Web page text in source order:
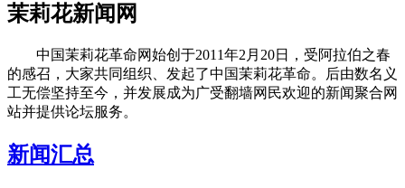
茉莉花新闻网
中国茉莉花革命网始创于2011年2月20日，受阿拉伯之春
的感召，大家共同组织、发起了中国茉莉花革命。后由数名义
工无偿坚持至今，并发展成为广受翻墙网民欢迎的新闻聚合网
站并提供论坛服务。
新闻汇总